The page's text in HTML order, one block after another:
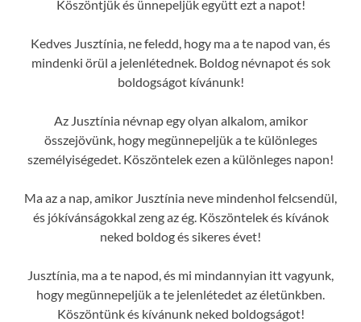
Köszöntjük és ünnepeljük együtt ezt a napot!
Kedves Jusztínia, ne feledd, hogy ma a te napod van, és
mindenki örül a jelenlétednek. Boldog névnapot és sok
boldogságot kívánunk!
Az Jusztínia névnap egy olyan alkalom, amikor
összejövünk, hogy megünnepeljük a te különleges
személyiségedet. Köszöntelek ezen a különleges napon!
Ma az a nap, amikor Jusztínia neve mindenhol felcsendül,
és jókívánságokkal zeng az ég. Köszöntelek és kívánok
neked boldog és sikeres évet!
Jusztínia, ma a te napod, és mi mindannyian itt vagyunk,
hogy megünnepeljük a te jelenlétedet az életünkben.
Köszöntünk és kívánunk neked boldogságot!